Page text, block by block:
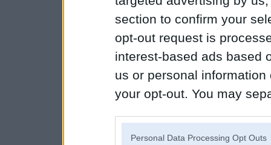
section to confirm your
opt-out request is
interest-based ads based
us or personal
your opt-out. You may
Personal Data Processing Opt Outs